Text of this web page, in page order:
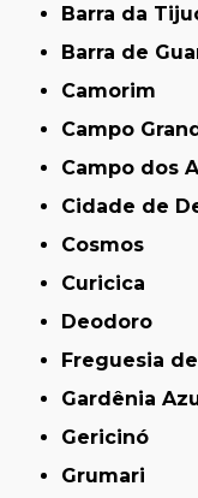
Barra da
Barra de
Camorim
Campo
Campo dos
Cidade de
Cosmos
Curicica
Deodoro
Freguesia
Gardênia
Gericinó
Grumari